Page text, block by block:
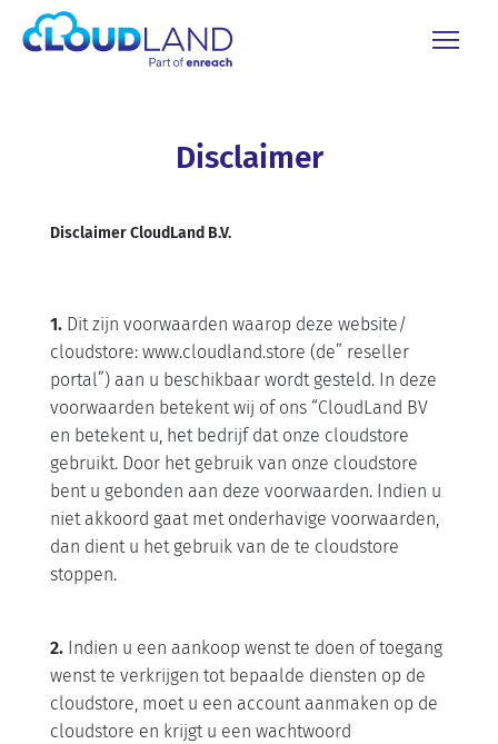
Disclaimer
Disclaimer CloudLand B.V.
1. Dit zijn voorwaarden waarop deze website/
cloudstore: www.cloudland.store (de” reseller
portal”) aan u beschikbaar wordt gesteld. In deze
voorwaarden betekent wij of ons “CloudLand BV
en betekent u, het bedrijf dat onze cloudstore
gebruikt. Door het gebruik van onze cloudstore
bent u gebonden aan deze voorwaarden. Indien u
niet akkoord gaat met onderhavige voorwaarden,
dan dient u het gebruik van de te cloudstore
stoppen.
2. Indien u een aankoop wenst te doen of toegang
wenst te verkrijgen tot bepaalde diensten op de
cloudstore, moet u een account aanmaken op de
cloudstore en krijgt u een wachtwoord